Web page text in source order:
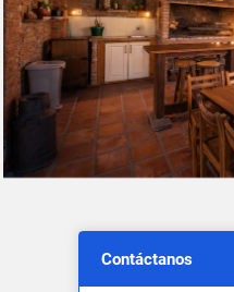
Contáctanos